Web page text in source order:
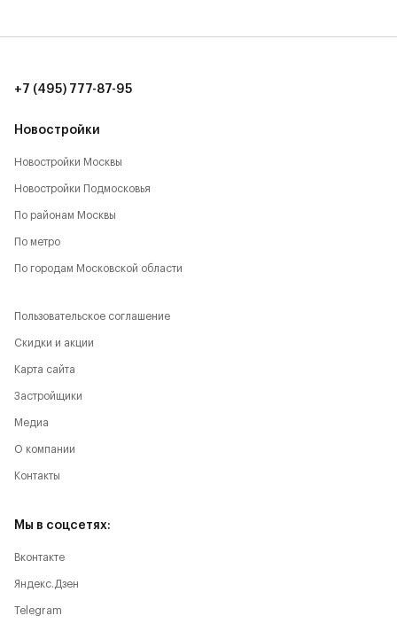
Новостройки
Новостройки Москвы
Новостройки Подмосковья
По районам Москвы
По метро
По городам Московской области
+7 (495) 777-87-95
Пользовательское соглашение
Скидки и акции
Карта сайта
Застройщики
Медиа
О компании
Контакты
Мы в соцсетях:
Вконтакте
Яндекс.Дзен
Telegram